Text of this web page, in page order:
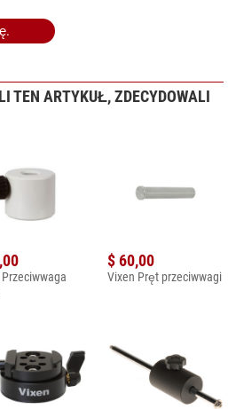
TEN ARTYKUŁ, ZDECYDOWALI
$ 60,00
Vixen Pręt przeciwwagi